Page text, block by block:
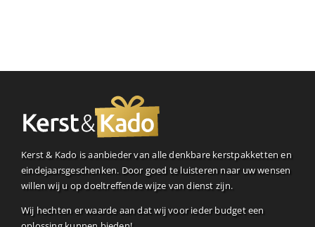
Kerst & Kado is aanbieder van alle denkbare kerstpakketten en
eindejaarsgeschenken. Door goed te luisteren naar uw wensen
willen wij u op doeltreffende wijze van dienst zijn.
Wij hechten er waarde aan dat wij voor ieder budget een